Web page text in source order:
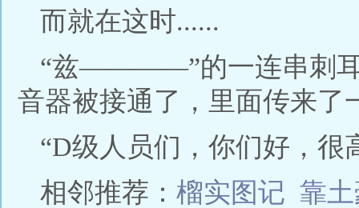
而就在这时......
“兹————”的一连串刺耳
音器被接通了，里面传来了
“D级人员们，你们好，很
相邻推荐： 榴实图记 靠